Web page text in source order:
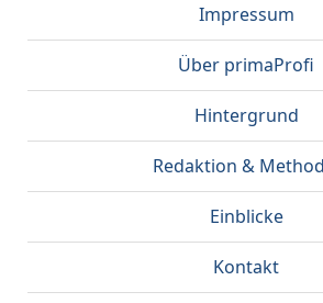
Impressum
Über primaProfi
Hintergrund
Redaktion &
Einblicke
Kontakt